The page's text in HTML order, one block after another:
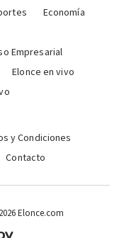
Economía
Empresarial
Elonce en vivo
y Condiciones
Contacto
Elonce.com